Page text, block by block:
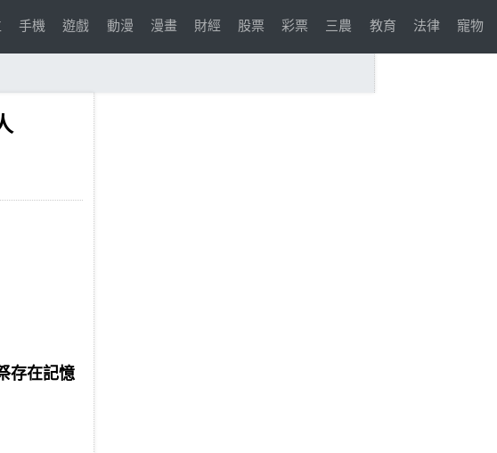
手機 遊戲 動漫 漫畫 財經 股票 彩票 三農 教育 法律 寵物
存在記憶